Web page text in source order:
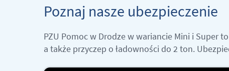
Poznaj nasze ubezpieczenie
PZU Pomoc w Drodze w wariancie Mini i Super
a także przyczep o ładowności do 2 ton.